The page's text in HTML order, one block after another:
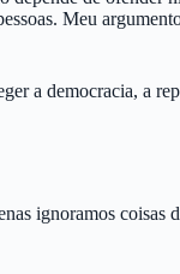
Meu
a democracia, a
ignoramos coisas